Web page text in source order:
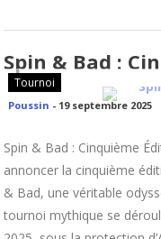
Spin & Bad :
Tournoi
Poussin - 19 septembre 2025
Spin & Bad : Cinquième
annoncer la cinquième
& Bad, une véritable
tournoi mythique se